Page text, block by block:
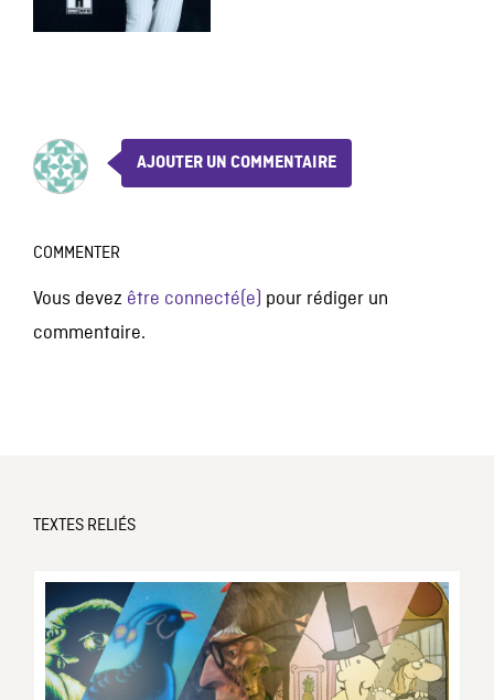
AJOUTER UN COMMENTAIRE
COMMENTER
Vous devez être connecté(e) pour rédiger un
commentaire.
TEXTES RELIÉS